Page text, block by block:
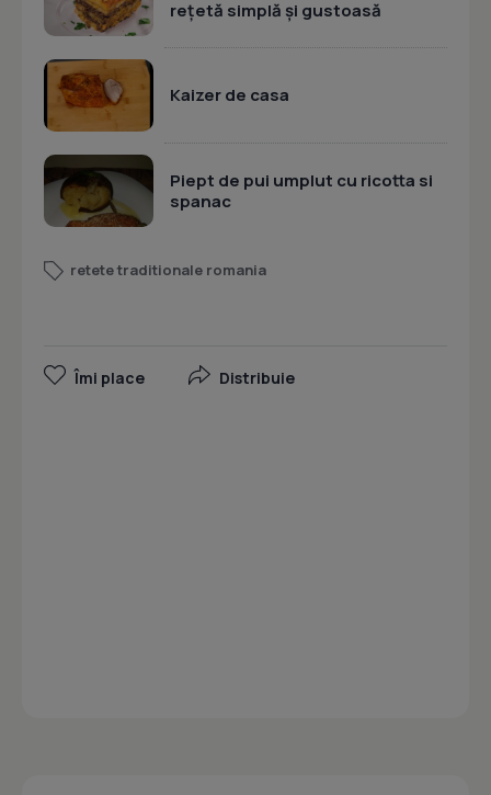
rețetă simplă și gustoasă
Kaizer de casa
Piept de pui umplut cu ricotta si
spanac
retete traditionale romania
Îmi place Distribuie